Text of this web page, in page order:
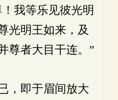
我等乐见彼光明
光明王如来，及
尊者大目干连。”
，即于眉间放大